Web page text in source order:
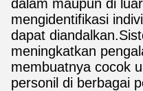
dalam maupun di
mengidentifikasi
dapat
meningkatkan
membuatnya cocok
personil di berbagai